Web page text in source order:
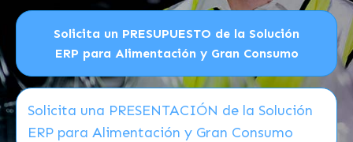
Solicita un PRESUPUESTO de la Solución
ERP para Alimentación y Gran Consumo
Solicita una PRESENTACIÓN de la Solución
ERP para Alimentación y Gran Consumo